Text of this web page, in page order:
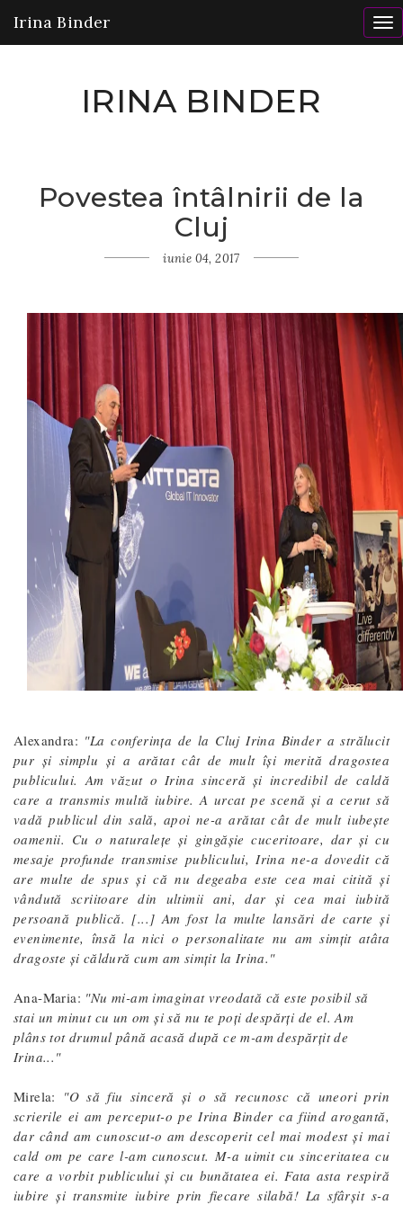
Irina Binder
IRINA BINDER
Home
la Cluj
Povestea întâlnirii de la
Cluj
iunie 04, 2017
Alexandra: "La conferința de la Cluj Irina Binder a strălucit
pur și simplu și a arătat cât de mult își merită dragostea
publicului. Am văzut o Irina sinceră și incredibil de caldă
care a transmis multă iubire. A urcat pe scenă și a cerut să
vadă publicul din sală, apoi ne-a arătat cât de mult iubește
oamenii. Cu o naturalețe și gingășie cuceritoare, dar și cu
mesaje profunde transmise publicului, Irina ne-a dovedit că
are multe de spus și că nu degeaba este cea mai citită și
vândută scriitoare din ultimii ani, dar și cea mai iubită
persoană publică. [...] Am fost la multe lansări de carte și
evenimente, însă la nici o personalitate nu am simțit atâta
dragoste și căldură cum am simțit la Irina."
Ana-Maria: "Nu mi-am imaginat vreodată că este posibil să
stai un minut cu un om și să nu te poți despărți de el. Am
plâns tot drumul până acasă după ce m-am despărțit de
Irina..."
Mirela: "O să fiu sinceră și o să recunosc că uneori prin
scrierile ei am perceput-o pe Irina Binder ca fiind arogantă,
dar când am cunoscut-o am descoperit cel mai modest și mai
cald om pe care l-am cunoscut. M-a uimit cu sinceritatea cu
care a vorbit publicului și cu bunătatea ei. Fata asta respiră
iubire și transmite iubire prin fiecare silabă! La sfârșit s-a